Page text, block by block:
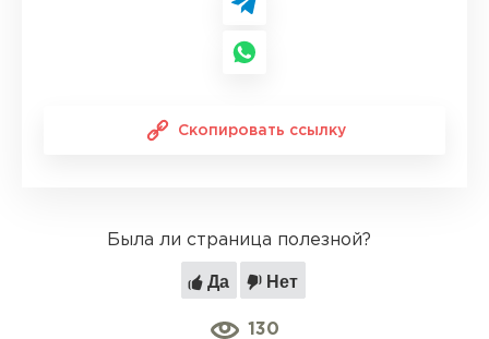
Скопировать ссылку
Была ли страница полезной?
Да Нет
130